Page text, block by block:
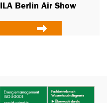
ILA Berlin Air Show